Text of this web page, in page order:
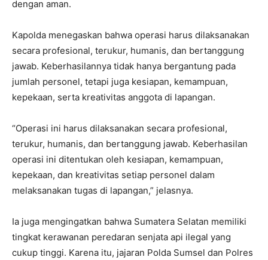
dengan aman.
Kapolda menegaskan bahwa operasi harus dilaksanakan
secara profesional, terukur, humanis, dan bertanggung
jawab. Keberhasilannya tidak hanya bergantung pada
jumlah personel, tetapi juga kesiapan, kemampuan,
kepekaan, serta kreativitas anggota di lapangan.
“Operasi ini harus dilaksanakan secara profesional,
terukur, humanis, dan bertanggung jawab. Keberhasilan
operasi ini ditentukan oleh kesiapan, kemampuan,
kepekaan, dan kreativitas setiap personel dalam
melaksanakan tugas di lapangan,” jelasnya.
Ia juga mengingatkan bahwa Sumatera Selatan memiliki
tingkat kerawanan peredaran senjata api ilegal yang
cukup tinggi. Karena itu, jajaran Polda Sumsel dan Polres